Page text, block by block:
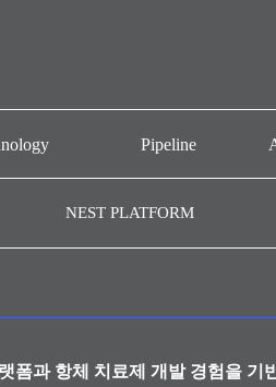
Pipeline
AM201
NEST PLATFORM
폼과 항체 치료제 개발 경험을 기